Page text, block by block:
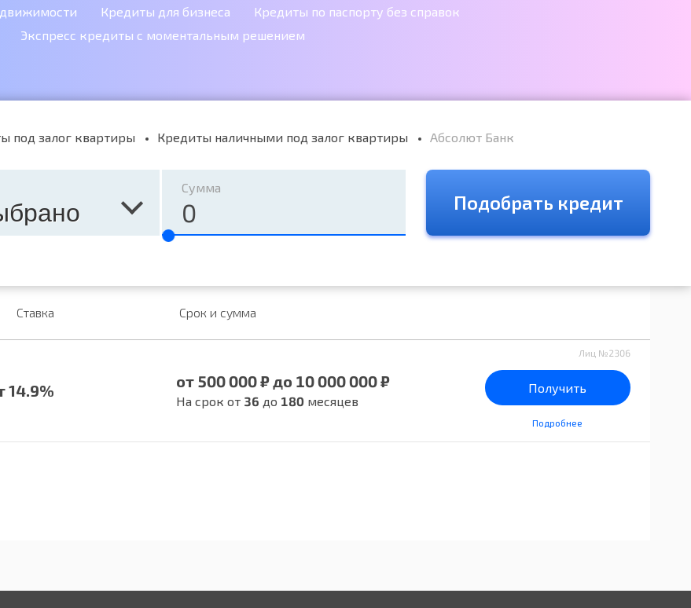
Кредиты для бизнеса
Кредиты по паспорту без справок
Экспресс кредиты с моментальным решением
под залог квартиры Кредиты наличными под залог квартиры Абсолют Банк
Сумма
Подобрать кредит
Ставка Срок и сумма
14.9% от 500 000 ₽ до 10 000 000 ₽
На срок от 36 до 180месяцев
Лиц №2306
Получить
Подробнее